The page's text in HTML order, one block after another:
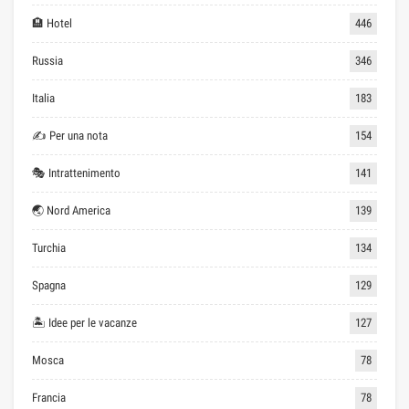
🏨 Hotel 446
Russia 346
Italia 183
✍ Per una nota 154
🎭 Intrattenimento 141
🌏 Nord America 139
Turchia 134
Spagna 129
🏝 Idee per le vacanze 127
Mosca 78
Francia 78